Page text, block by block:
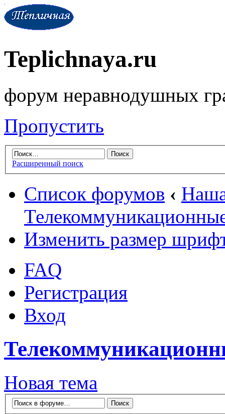
Teplichnaya.ru
форум неравнодушных
Пропустить
Расширенный поиск
Список форумов ‹
Изменить размер
FAQ
Регистрация
Вход
Новая тема